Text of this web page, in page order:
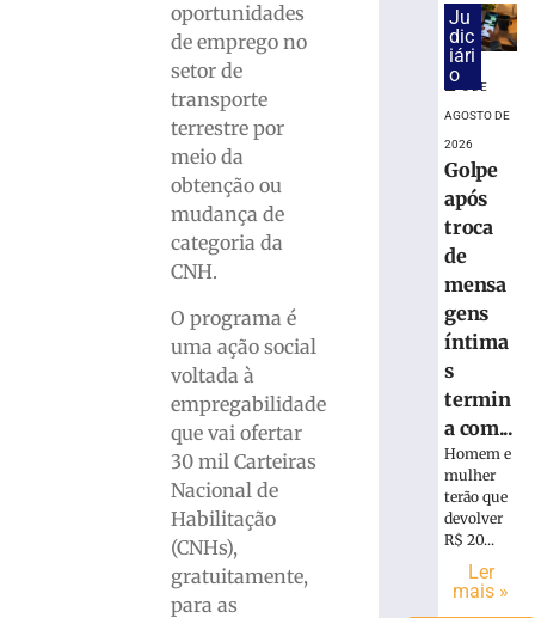
oportunidades
de emprego no
setor de
transporte
terrestre por
meio da
obtenção ou
mudança de
categoria da
CNH.
O programa é
uma ação social
voltada à
empregabilidade
que vai ofertar
30 mil Carteiras
Nacional de
Habilitação
(CNHs),
gratuitamente,
para as
agosto
mais
75ª
Pronegócio:
AmpeBr
projeta
positivas
para
rodada
agosto
Ju
dic
iári
o
8 DE
AGOSTO DE
2026
Golpe
após
troca
de
mensa
gens
íntima
s
termin
a com...
Homem e
mulher
terão que
devolver
R$ 20...
Ler
mais »